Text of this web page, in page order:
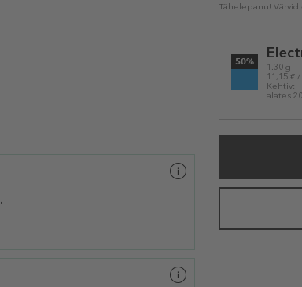
Tähelepanu!
variation
50%
1.30 g
11,15 €
Kehtiv:
alates
.